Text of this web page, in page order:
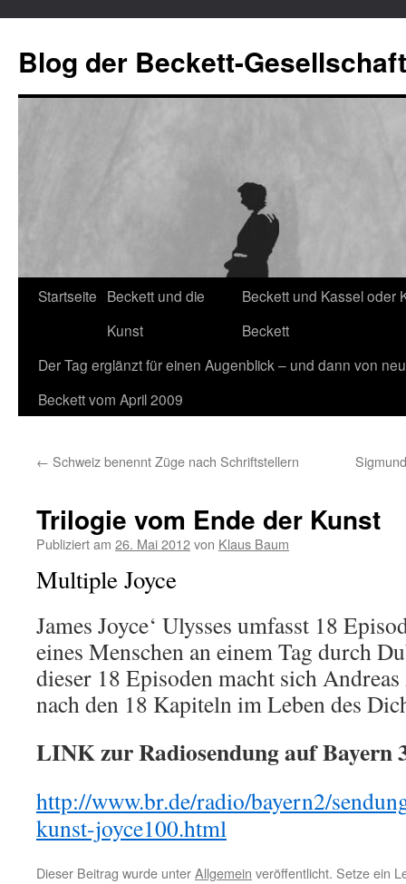
Blog der Beckett-Gesellschaft
Zum
springen
Startseite Beckett und die
Kunst
Beckett und Kassel oder
Beckett
Der Tag erglänzt für einen Augenblick – und dann von
Beckett vom April 2009
← Schweiz benennt Züge nach Schriftstellern
Trilogie vom Ende der Kunst
Publiziert am 26. Mai 2012von Klaus Baum
Multiple Joyce
James Joyce‘ Ulysses umfasst 18
eines Menschen an einem Tag durch
dieser 18 Episoden macht sich
nach den 18 Kapiteln im Leben des
LINK zur Radiosendung auf Bayern
http://www.br.de/radio/bayern2/
kunst-joyce100.html
Dieser Beitrag wurde unterAllgemein veröffentlicht. Setze ein